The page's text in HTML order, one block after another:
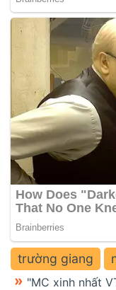
trường giang
"MC xinh nhất